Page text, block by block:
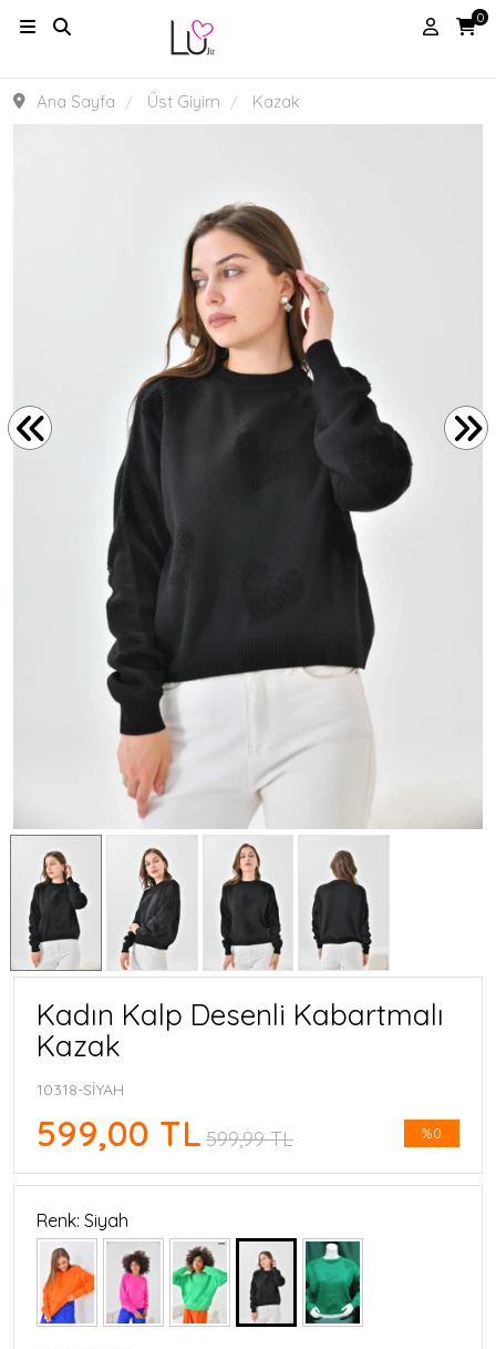
0
Ana Sayfa Üst Giyim Kazak
Kadın Kalp Desenli Kabartmalı
Kazak
10318-SİYAH
%0
599,00 TL 599,99 TL
Renk: Siyah